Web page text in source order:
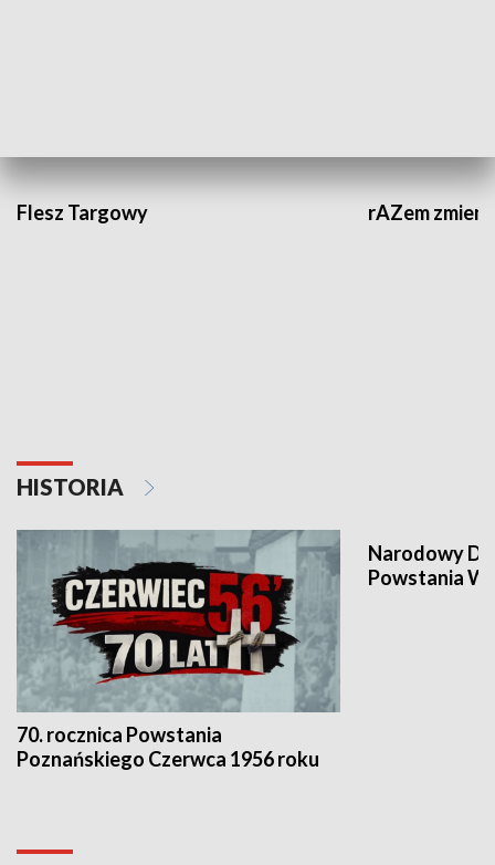
Flesz Targowy rAZem
HISTORIA
70. rocznica Powstania
Poznańskiego Czerwca 1956 roku
Narodowy
Powstania